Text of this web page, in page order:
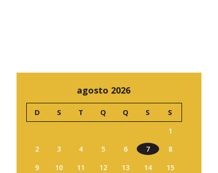
agosto 2026
D S T Q Q S S
1
2
3 4 5 6 7
8
9
10 11 12 13 14
15